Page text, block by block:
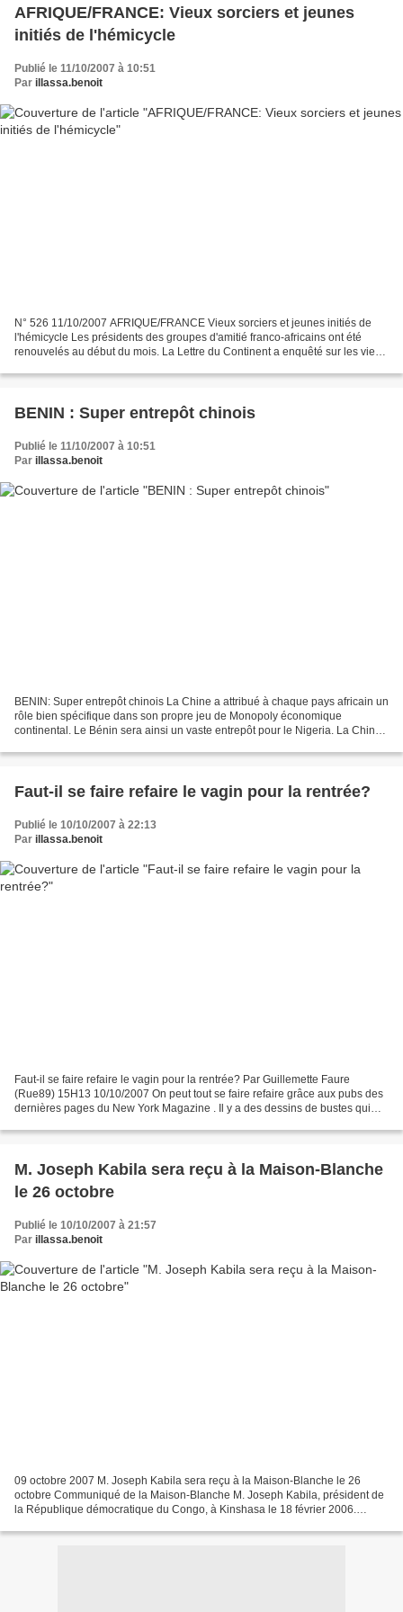
AFRIQUE/FRANCE: Vieux sorciers et jeunes
initiés de l'hémicycle
Publié le 11/10/2007 à 10:51
Par illassa.benoit
N° 526 11/10/2007 AFRIQUE/FRANCE Vieux sorciers et jeunes initiés de
l'hémicycle Les présidents des groupes d'amitié franco-africains ont été
renouvelés au début du mois. La Lettre du Continent a enquêté sur les vieux
BENIN : Super entrepôt chinois
Publié le 11/10/2007 à 10:51
Par illassa.benoit
BENIN: Super entrepôt chinois La Chine a attribué à chaque pays africain un
rôle bien spécifique dans son propre jeu de Monopoly économique
continental. Le Bénin sera ainsi un vaste entrepôt pour le Nigeria. La Chine
Faut-il se faire refaire le vagin pour la rentrée?
Publié le 10/10/2007 à 22:13
Par illassa.benoit
Faut-il se faire refaire le vagin pour la rentrée? Par Guillemette Faure
(Rue89) 15H13 10/10/2007 On peut tout se faire refaire grâce aux pubs des
dernières pages du New York Magazine . Il y a des dessins de bustes qui
M. Joseph Kabila sera reçu à la Maison-Blanche
le 26 octobre
Publié le 10/10/2007 à 21:57
Par illassa.benoit
09 octobre 2007 M. Joseph Kabila sera reçu à la Maison-Blanche le 26
octobre Communiqué de la Maison-Blanche M. Joseph Kabila, président de
la République démocratique du Congo, à Kinshasa le 18 février 2006.